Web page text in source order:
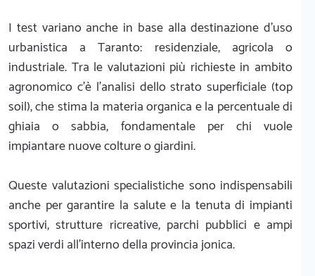
I test variano anche in base alla destinazione d'uso
urbanistica a Taranto: residenziale, agricola o
industriale. Tra le valutazioni più richieste in ambito
agronomico c'è l'analisi dello strato superficiale (top
soil), che stima la materia organica e la percentuale di
ghiaia o sabbia, fondamentale per chi vuole
impiantare nuove colture o giardini.
Queste valutazioni specialistiche sono indispensabili
anche per garantire la salute e la tenuta di impianti
sportivi, strutture ricreative, parchi pubblici e ampi
spazi verdi all'interno della provincia jonica.